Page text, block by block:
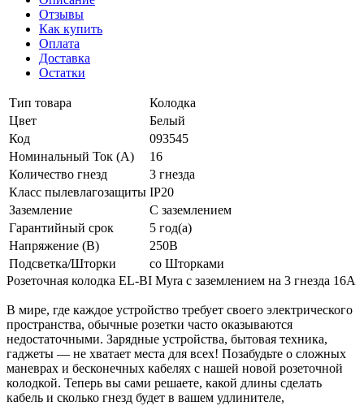
Отзывы
Как купить
Оплата
Доставка
Остатки
Тип товара
Колодка
Цвет
Белый
Код
093545
Номинальный Ток (A)
16
Количество гнезд
3 гнезда
Класс пылевлагозащиты IP20
Заземление
С заземлением
Гарантийный срок
5 год(а)
Напряжение (В)
250В
Подсветка/Шторки
со Шторками
Розеточная колодка EL-BI Myra с заземлением на 3 гнезда 16А
В мире, где каждое устройство требует своего электрического
пространства, обычные розетки часто оказываются
недостаточными. Зарядные устройства, бытовая техника,
гаджеты — не хватает места для всех! Позабудьте о сложных
маневрах и бесконечных кабелях с нашей новой розеточной
колодкой. Теперь вы сами решаете, какой длины сделать
кабель и сколько гнезд будет в вашем удлинителе,